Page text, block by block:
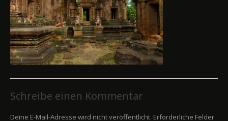
Gästebuch
Schreibe einen Kommentar
Deine E-Mail-Adresse wird nicht veröffentlicht. Erforderliche Felder